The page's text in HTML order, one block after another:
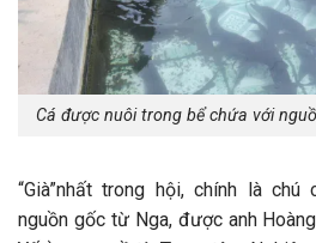
Cá được nuôi trong bể chứa với
“Già”nhất trong hội, chính là
nguồn gốc từ Nga, được anh